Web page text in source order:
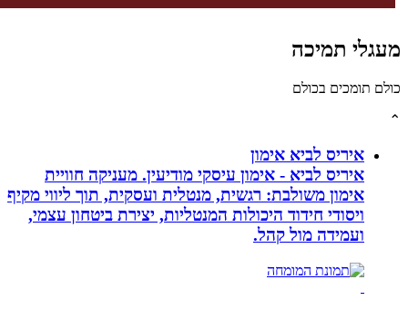
תמיכה
בכולם
איריס לביא אימון
איריס לביא - אימון עיסקי מודיעין. מעניקה חוויית
אימון משולבת: רגשית, מנטלית ועסקית, תוך ליווי מקיף
ויסודי חידוד היכולות המנטליות, יצירת ביטחון עצמי,
ועמידה מול קהל.